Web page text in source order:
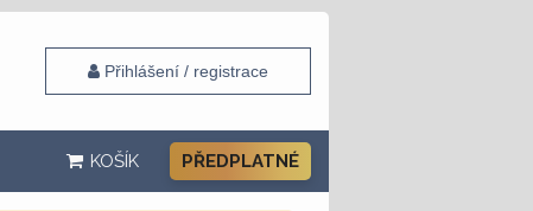
Přihlášení / registrace
KOŠÍK PŘEDPLATNÉ